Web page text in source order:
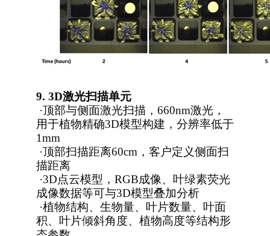
9. 3D激光扫描单元
·顶部与侧面激光扫描，660nm激光，
用于植物精确3D模型构建，分辨率低于
1mm
·顶部扫描距离60cm，客户定义侧面扫
描距离
·3D点云模型，RGB成像、叶绿素荧光
成像数据等可与3D模型叠加分析
·植物结构、生物量、叶片数量、叶面
积、叶片倾斜角度、植物高度等结构形